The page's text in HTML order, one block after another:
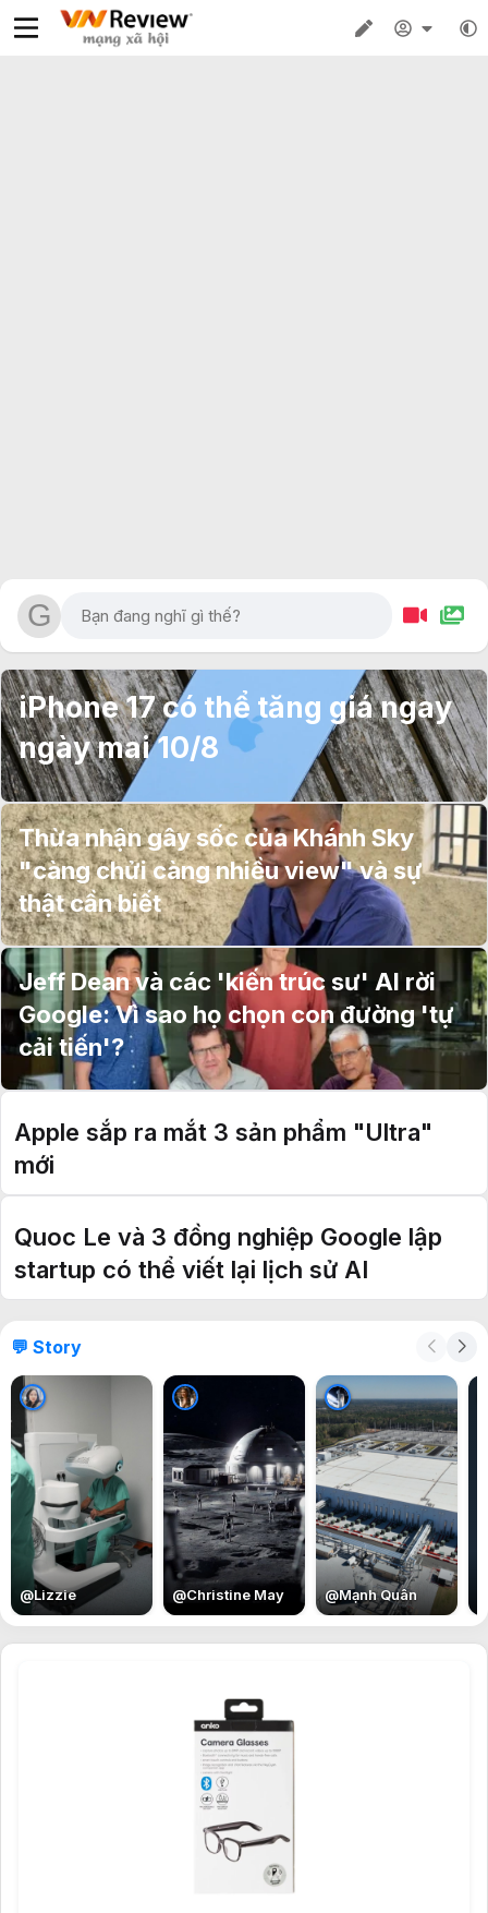
iPhone 17 có thể tăng giá ngay
ngày mai 10/8
Thừa nhận gây sốc của Khánh Sky
"càng chửi càng nhiều view" và sự
thật cần biết
Jeff Dean và các 'kiến trúc sư' AI rời
Google: Vì sao họ chọn con đường 'tự
cải tiến'?
Apple sắp ra mắt 3 sản phẩm "Ultra"
mới
Quoc Le và 3 đồng nghiệp Google lập
startup có thể viết lại lịch sử AI
💬 Story
@Lizzie @Christine May @Mạnh Quân